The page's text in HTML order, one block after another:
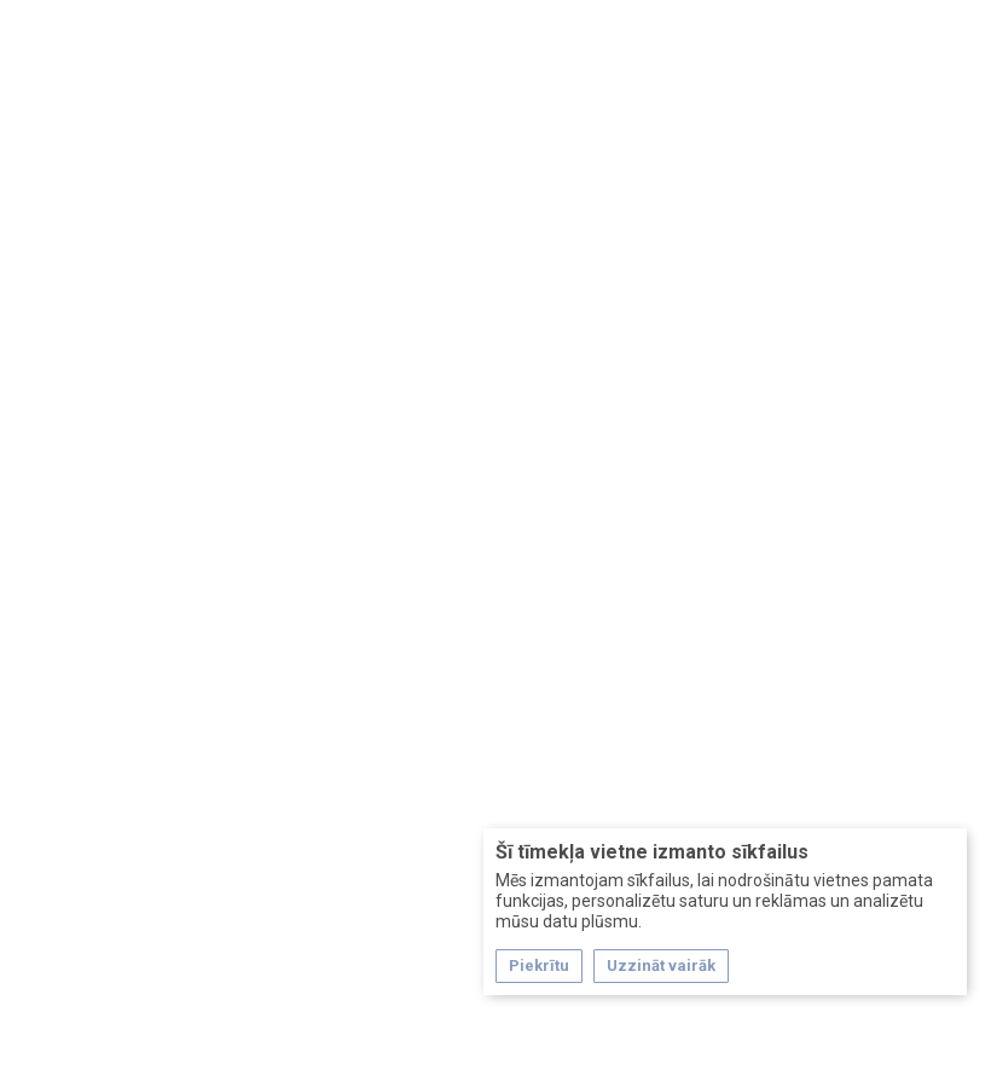
Šī tīmekļa vietne izmanto sīkfailus
Mēs izmantojam sīkfailus, lai nodrošinātu vietnes pamata
funkcijas, personalizētu saturu un reklāmas un analizētu
mūsu datu plūsmu.
Piekrītu Uzzināt vairāk